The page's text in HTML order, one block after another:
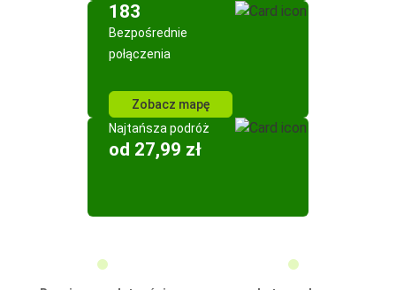
183
Bezpośrednie
połączenia
Zobacz mapę
Najtańsza podróż
od 27,99 zł